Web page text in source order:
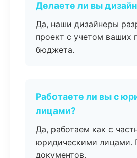
Делаете ли вы
Да, наши дизайнеры
проект с учетом ваших
бюджета.
Работаете ли вы с
лицами?
Да, работаем как с
юридическими лицами.
документов.